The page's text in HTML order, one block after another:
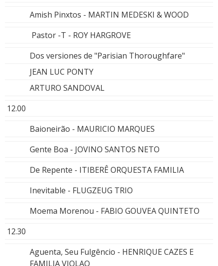
Amish Pinxtos - MARTIN MEDESKI & WOOD
Pastor -T - ROY HARGROVE
Dos versiones de "Parisian Thoroughfare"
JEAN LUC PONTY
ARTURO SANDOVAL
12.00
Baioneirão - MAURICIO MARQUES
Gente Boa - JOVINO SANTOS NETO
De Repente - ITIBERÊ ORQUESTA FAMILIA
Inevitable - FLUGZEUG TRIO
Moema Morenou - FABIO GOUVEA QUINTETO
12.30
Aguenta, Seu Fulgêncio - HENRIQUE CAZES E
FAMILIA VIOLAO